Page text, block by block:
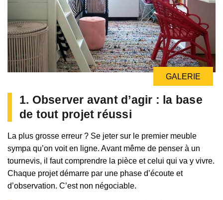
GALERIE
GALERIE
1. Observer avant d’agir : la base
de tout projet réussi
La plus grosse erreur ? Se jeter sur le premier meuble
sympa qu’on voit en ligne. Avant même de penser à un
tournevis, il faut comprendre la pièce et celui qui va y vivre.
Chaque projet démarre par une phase d’écoute et
d’observation. C’est non négociable.